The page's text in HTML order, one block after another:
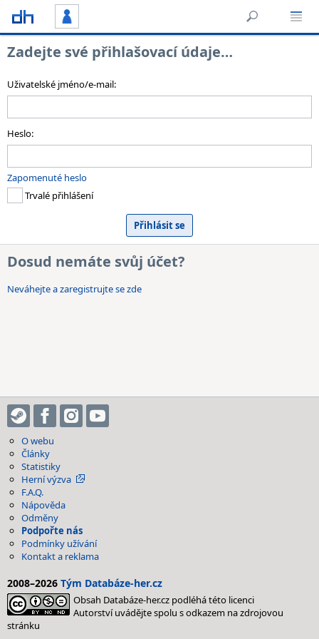
Zadejte své přihlašovací údaje…
Uživatelské jméno/e-mail:
Heslo:
Zapomenuté heslo
Trvalé přihlášení
Dosud nemáte svůj účet?
Neváhejte a zaregistrujte se zde
O webu
Články
Statistiky
Herní výzva
F.A.Q.
Nápověda
Odměny
Podpořte nás
Podmínky užívání
Kontakt a reklama
2008–2026 Tým Databáze-her.cz
Obsah Databáze-her.cz podléhá této licenci
Autorství uvádějte spolu s odkazem na zdrojovou
stránku